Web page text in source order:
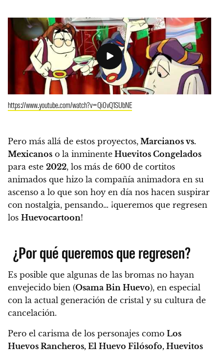
https://www.youtube.com/watch?v=Qi0vQ1SUbNE
Pero más allá de estos proyectos, Marcianos vs.
Mexicanos o la inminente Huevitos Congelados
para este 2022, los más de 600 de cortitos
animados que hizo la compañía animadora en su
ascenso a lo que son hoy en día nos hacen suspirar
con nostalgia, pensando… ¡queremos que regresen
los Huevocartoon!
¿Por qué queremos que regresen?
Es posible que algunas de las bromas no hayan
envejecido bien (Osama Bin Huevo), en especial
con la actual generación de cristal y su cultura de
cancelación.
Pero el carisma de los personajes como Los
Huevos Rancheros, El Huevo Filósofo, Huevitos